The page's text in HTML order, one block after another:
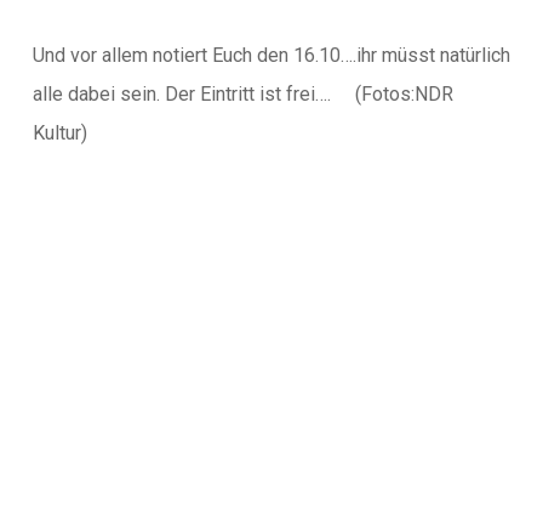
Und vor allem notiert Euch den 16.10….ihr müsst natürlich
alle dabei sein. Der Eintritt ist frei…. (Fotos:NDR
Kultur)